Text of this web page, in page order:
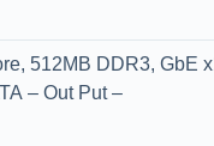
512MB DDR3, GbE
– Out Put –